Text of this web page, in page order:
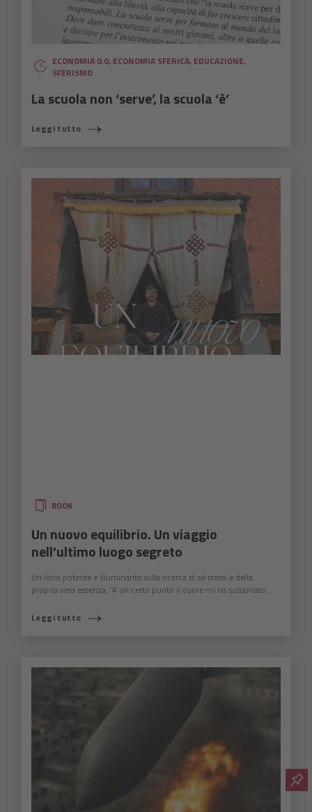
ECONOMIA 0.0, ECONOMIA SFERICA, EDUCAZIONE,
SFERISMO
La scuola non ‘serve’, la scuola ‘è’
Leggi tutto
BOOK
Un nuovo equilibrio. Un viaggio
nell’ultimo luogo segreto
Un libro potente e illuminante sulla ricerca di sé stessi e della
propria vera essenza. “A un certo punto il cuore mi ha sussurrato: ...
Leggi tutto